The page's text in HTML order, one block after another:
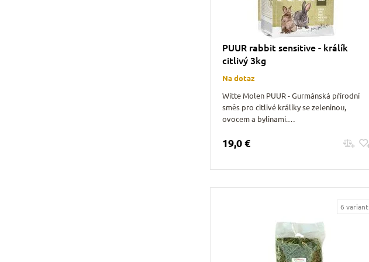
PUUR rabbit sensitive - králík
citlivý 3kg
Na dotaz
Witte Molen PUUR - Gurmánská přírodní
směs pro citlivé králíky se zeleninou,
ovocem a bylinami.…
19,0 €
6 variant